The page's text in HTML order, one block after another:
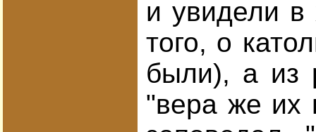
и увидели в
того, о
были), а из
"вера же их